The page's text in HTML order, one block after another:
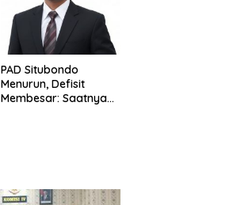
ke Pemerintah Pusat
PAD Situbondo
Menurun, Defisit
Membesar: Saatnya